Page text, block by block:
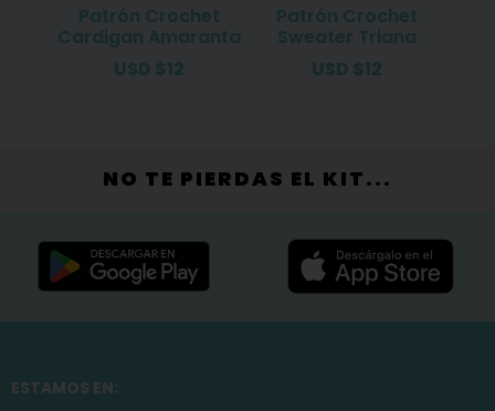
Patrón Crochet
Cardigan Amaranta
USD $12
Patrón Crochet
Sweater Triana
USD $12
NO TE PIERDAS EL KIT...
ESTAMOS EN: